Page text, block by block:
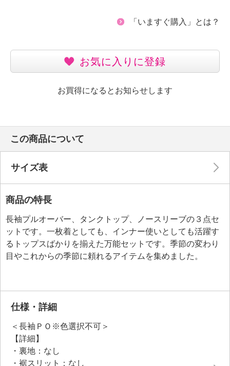
「いますぐ購入」とは？
お気に入りに登録
お買得になるとお知らせします
この商品について
サイズ表
商品の特長
長袖プルオーバー、タンクトップ、ノースリーブの３点セ
ットです。一枚着としても、インナー使いとしても活躍す
るトップスばかりを揃えた万能セットです。季節の変わり
目やこれからの季節に頼れるアイテムを集めました。
仕様・詳細
＜長袖ＰＯ※色選択不可＞
【詳細】
・裏地：なし
・裾スリット：なし